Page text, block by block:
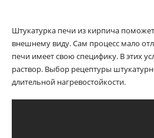
Штукатурка печи из кирпича
внешнему виду. Сам процесс мало
печи имеет свою специфику. В этих
раствор. Выбор рецептуры
длительной нагревостойкости.